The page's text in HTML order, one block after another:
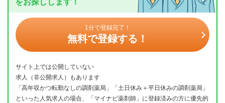
をお探しします！
1分で登録完了！
無料で登録する！
サイト上では公開していない
求人（非公開求人）もあります
「高年収かつ転勤なしの調剤薬局」「土日休み＋平日休みの調剤薬局」
といった人気求人の場合、「マイナビ薬剤師」に登録済みの方に優先的